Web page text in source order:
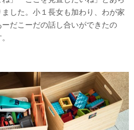
した。小１長女も加わり、わが家
だこーだの話し合いができたの